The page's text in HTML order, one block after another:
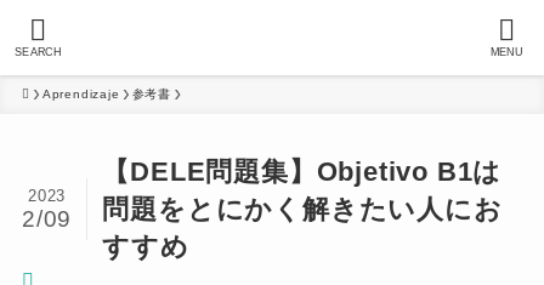
SEARCH MENU
Aprendizaje 参考書
【DELE問題集】Objetivo B1は
問題をとにかく解きたい人にお
すすめ
2023
2/09